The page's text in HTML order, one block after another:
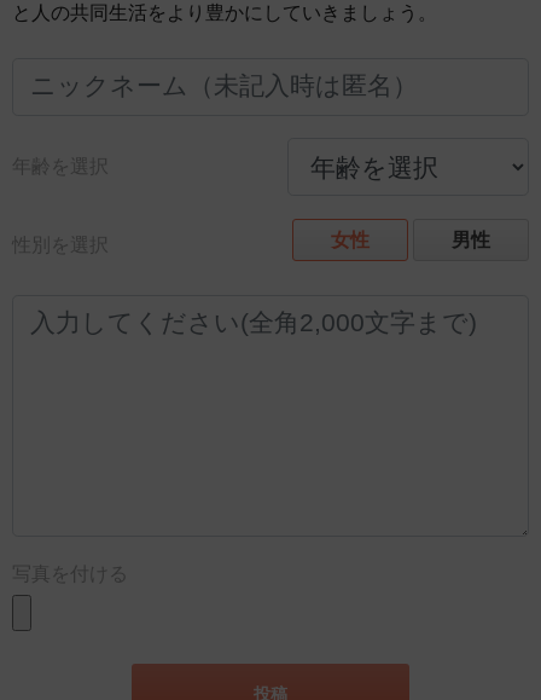
と人の共同生活をより豊かにしていきましょう。
年齢を選択
性別を選択 女性 男性
写真を付ける